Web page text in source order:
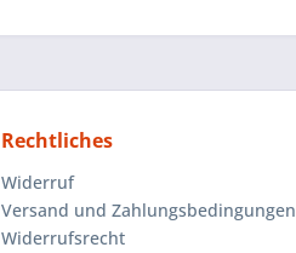
Rechtliches
Widerruf
Versand und Zahlungsbedingungen
Widerrufsrecht